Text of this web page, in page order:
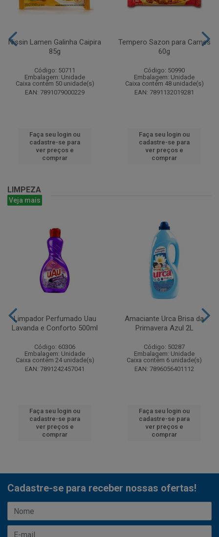
Nissin Lamen Galinha Caipira
85g
Código: 50711
Embalagem: Unidade
Caixa contém 50 unidade(s)
EAN: 7891079000229
Faça seu login ou
cadastre-se para
ver preços e
comprar
Tempero Sazon para Carnes
60g
Código: 50990
Embalagem: Unidade
Caixa contém 48 unidade(s)
EAN: 7891132019281
Faça seu login ou
cadastre-se para
ver preços e
comprar
LIMPEZA
Veja mais
Limpador Perfumado Uau
Lavanda e Conforto 500ml
Código: 60306
Embalagem: Unidade
Caixa contém 24 unidade(s)
EAN: 7891242457041
Faça seu login ou
cadastre-se para
ver preços e
comprar
Amaciante Urca Brisa da
Primavera Azul 2L
Código: 50287
Embalagem: Unidade
Caixa contém 6 unidade(s)
EAN: 7896056401112
Faça seu login ou
cadastre-se para
ver preços e
comprar
Cadastre-se para receber nossas ofertas!